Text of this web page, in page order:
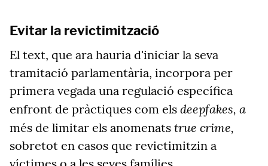
Evitar la revictimització
El text, que ara hauria d'iniciar la seva
tramitació parlamentària, incorpora per
primera vegada una regulació específica
enfront de pràctiques com els deepfakes, a
més de limitar els anomenats true crime,
sobretot en casos que revictimitzin a